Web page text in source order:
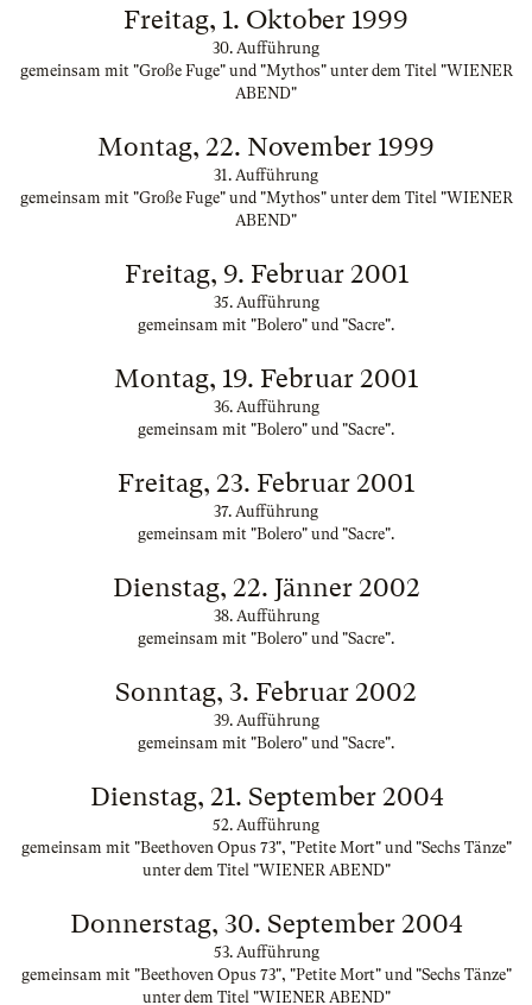
Freitag, 1. Oktober 1999
30. Aufführung
gemeinsam mit "Große Fuge" und "Mythos" unter dem Titel "WIENER
ABEND"
Montag, 22. November 1999
31. Aufführung
gemeinsam mit "Große Fuge" und "Mythos" unter dem Titel "WIENER
ABEND"
Freitag, 9. Februar 2001
35. Aufführung
gemeinsam mit "Bolero" und "Sacre".
Montag, 19. Februar 2001
36. Aufführung
gemeinsam mit "Bolero" und "Sacre".
Freitag, 23. Februar 2001
37. Aufführung
gemeinsam mit "Bolero" und "Sacre".
Dienstag, 22. Jänner 2002
38. Aufführung
gemeinsam mit "Bolero" und "Sacre".
Sonntag, 3. Februar 2002
39. Aufführung
gemeinsam mit "Bolero" und "Sacre".
Dienstag, 21. September 2004
52. Aufführung
gemeinsam mit "Beethoven Opus 73", "Petite Mort" und "Sechs Tänze"
unter dem Titel "WIENER ABEND"
Donnerstag, 30. September 2004
53. Aufführung
gemeinsam mit "Beethoven Opus 73", "Petite Mort" und "Sechs Tänze"
unter dem Titel "WIENER ABEND"